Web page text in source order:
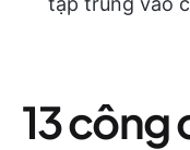
13 công